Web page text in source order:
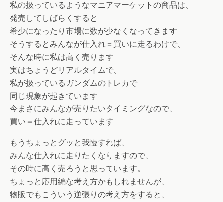
私の扱っているようなマニアマーケットの商品は、
発売してしばらくすると
希少になったり市場に数が少なくなってきます
そうするとみんなが仕入れ＝買いに走るわけで、
そんな時に私は高く売ります
実はちょうどリアルタイムで、
私が扱っているガンダムのトレカで
同じ現象が起きています
今まさにみんなが売りたいタイミングなので、
買い＝仕入れに走っています
もうちょっとグッと我慢すれば、
みんな仕入れに走りたくなりますので、
その時に高く売ろうと思っています。
ちょっと応用編な考え方かもしれませんが、
物販でもこういう逆張りの考え方をすると、